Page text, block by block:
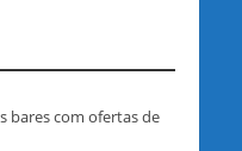
bares com ofertas de